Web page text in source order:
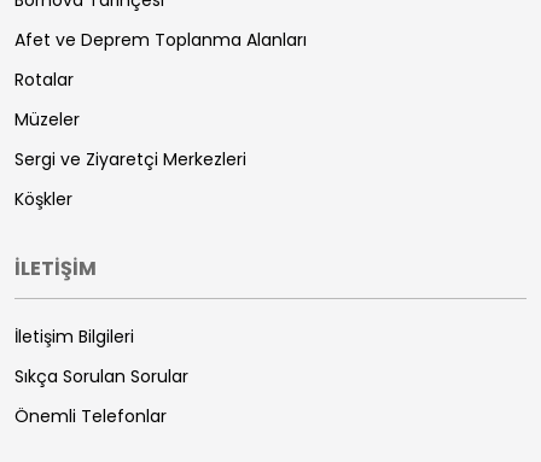
Afet ve Deprem Toplanma Alanları
Rotalar
Müzeler
Sergi ve Ziyaretçi Merkezleri
Köşkler
İLETİŞİM
İletişim Bilgileri
Sıkça Sorulan Sorular
Önemli Telefonlar